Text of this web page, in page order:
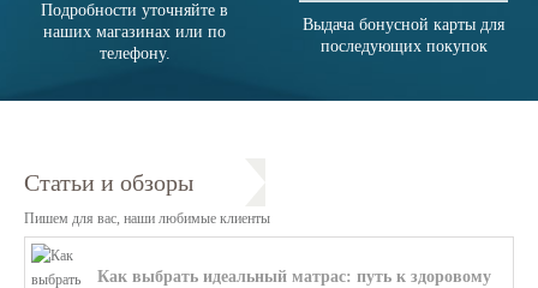
Подробности уточняйте в
наших магазинах или по
телефону.
Выдача бонусной карты для
последующих покупок
Статьи и обзоры
Пишем для вас, наши любимые клиенты
Как выбрать идеальный матрас: путь к здоровому